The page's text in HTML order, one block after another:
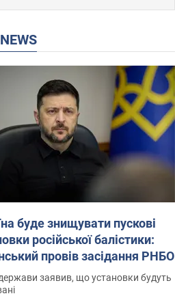
NEWS
буде знищувати пускові
російської балістики:
провів засідання РНБО
заявив, що установки будуть